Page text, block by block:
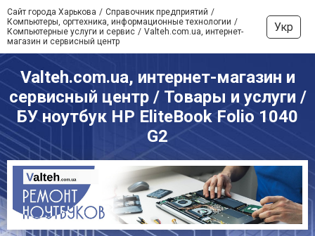
Сайт города Харькова
Справочник предприятий
Компьютеры, оргтехника, информационные технологии
Компьютерные услуги и сервис
Valteh.com.ua, интернет-
магазин и сервисный центр
Укр
Valteh.com.ua, интернет-магазин и
сервисный центр / Товары и услуги /
БУ ноутбук HP EliteBook Folio 1040
G2